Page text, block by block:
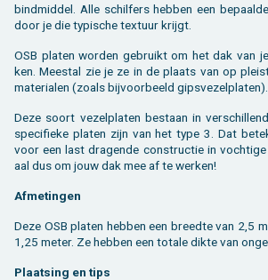
bind­mid­del. Alle schil­fers heb­ben een
door je die ty­pi­sche tex­tuur krijgt.
OSB pla­ten wor­den ge­bruikt om het dak van
ken. Mee­st­al zie je ze in de plaats van op
ma­te­ri­a­len (zoals bij­voor­beeld gips­ve­zel­pla­ten).
Deze soort ve­zel­pla­ten be­staan in
spe­ci­fie­ke pla­ten zijn van het type 3. Dat
voor een last dra­gen­de con­struc­tie in
aal dus om jouw dak mee af te wer­ken!
Af­me­tin­gen
Deze OSB pla­ten heb­ben een breed­te van 2,5
1,25 meter. Ze heb­ben een to­ta­le dikte van
Plaat­sing en tips